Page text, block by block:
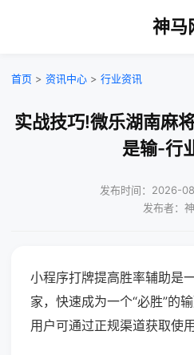
神马
首页 > 资讯中心 > 行业资讯
实战技巧!微乐湖南麻
是输-行
发布时间：2026-
发布者：
小程序打牌提高胜率辅助是
家，快速成为一个“必胜”的
用户可通过正规渠道获取使用